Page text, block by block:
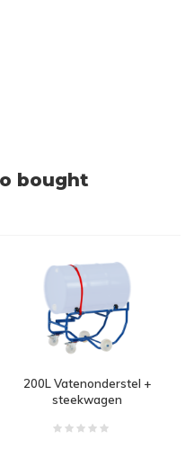
bought
200L Vatenonderstel +
steekwagen